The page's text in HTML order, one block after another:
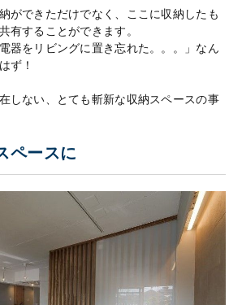
ができただけでなく、ここに収納したも
有することができます。
器をリビングに置き忘れた。。。」なん
ず！
しない、とても斬新な収納スペースの事
ペースに